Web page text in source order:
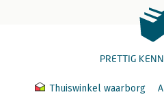
PRETTIG
Thuiswinkel waarborg